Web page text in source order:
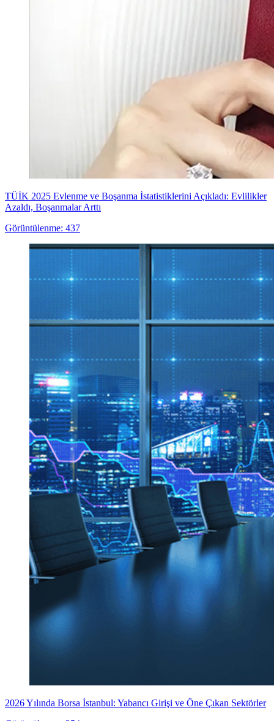
TÜİK 2025 Evlenme ve Boşanma İstatistiklerini Açıkladı: Evlilikler
Azaldı, Boşanmalar Arttı
Görüntülenme: 437
2026 Yılında Borsa İstanbul: Yabancı Girişi ve Öne Çıkan Sektörler